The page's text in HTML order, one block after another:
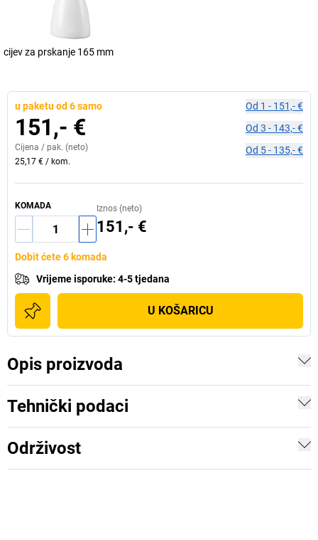
cijev za prskanje 165 mm
u paketu od 6 samo
151,- €
Cijena / pak. (neto)
25,17 € / kom.
Od 1 - 151,- €
Od 3 - 143,- €
Od 5- 135,- €
KOMADA Iznos (neto)
151,- €
Dobit ćete 6 komada
Vrijeme isporuke: 4-5 tjedana
U KOŠARICU
Opis proizvoda
Tehnički podaci
Održivost